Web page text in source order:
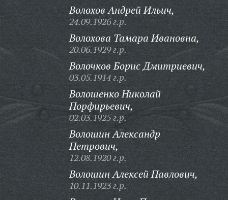
Волохов Андрей Ильич,
24.09.1926 г.р.
Волохова Тамара Ивановна,
20.06.1929 г.р.
Волочков Борис Дмитриевич,
03.05.1914 г.р.
Волошенко Николай
Порфирьевич,
02.03.1925 г.р.
Волошин Александр
Петрович,
12.08.1920 г.р.
Волошин Алексей Павлович,
10.11.1923 г.р.